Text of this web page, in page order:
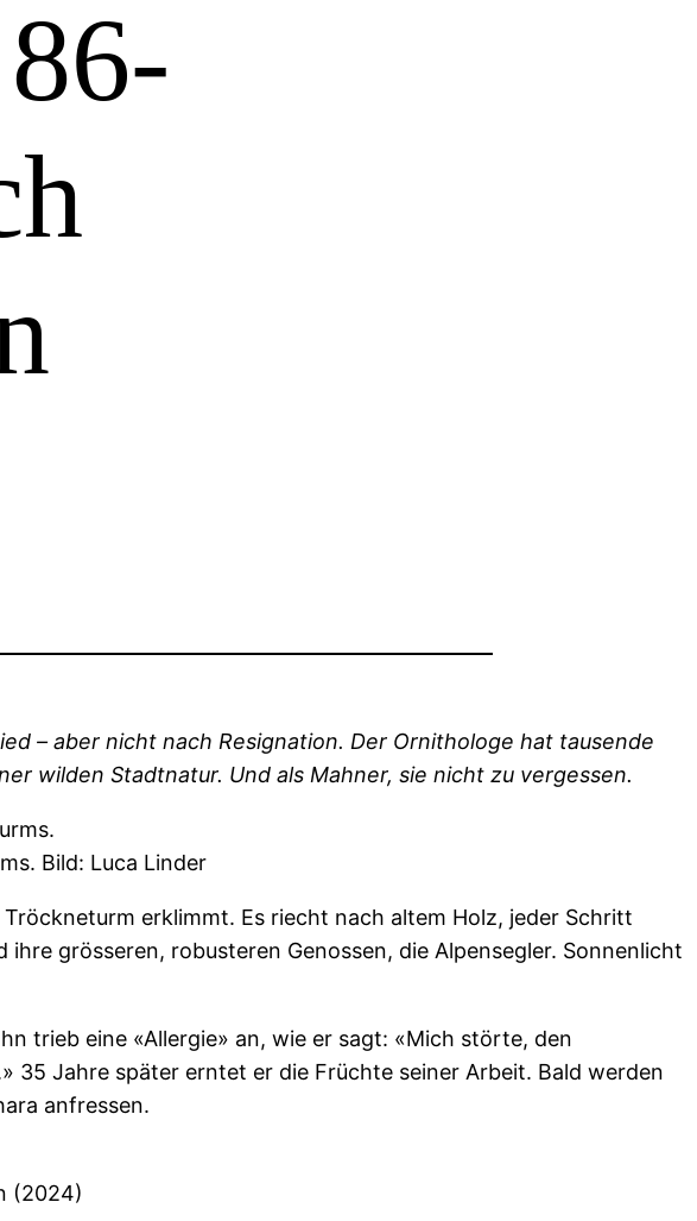
– aber nicht nach Resignation. Der Ornithologe hat tausende
wilden Stadtnatur. Und als Mahner, sie nicht zu vergessen.
Bild: Luca Linder
erklimmt. Es riecht nach altem Holz, jeder Schritt
grösseren, robusteren Genossen, die Alpensegler. Sonnenlicht
trieb eine «Allergie» an, wie er sagt: «Mich störte, den
35 Jahre später erntet er die Früchte seiner Arbeit. Bald werden
anfressen.
(2024)